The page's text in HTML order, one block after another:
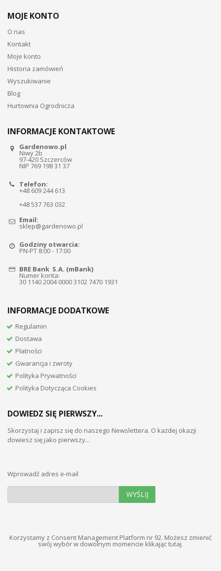
MOJE KONTO
O nas
Kontakt
Moje konto
Historia zamówień
Wyszukiwanie
Blog
Hurtownia Ogrodnicza
INFORMACJE KONTAKTOWE
Gardenowo.pl
Niwy 2b
97-420 Szczerców
NIP 769 198 31 37
Telefon:
+48 609 244 613
+48 537 763 032
Email:
sklep@gardenowo.pl
Godziny otwarcia:
PN-PT 8:00 - 17:00
BRE Bank S.A. (mBank)
Numer konta:
30 1140 2004 0000 3102 7470 1931
INFORMACJE DODATKOWE
Regulamin
Dostawa
Płatności
Gwarancja i zwroty
Polityka Prywatności
Polityka Dotycząca Cookies
DOWIEDZ SIĘ PIERWSZY...
Skorzystaj i zapisz się do naszego Newslettera. O każdej okazji
dowiesz się jako pierwszy...
Wprowadź adres e-mail
WYŚLIJ
Korzystamy z Consent Management Platform nr 92. Możesz zmienić
swój wybór w dowolnym momencie klikając tutaj.